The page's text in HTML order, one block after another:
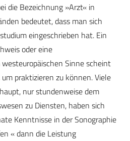
die Bezeichnung »Arzt« in
bedeutet, dass man sich
eingeschrieben hat. Ein
oder eine
Sinne scheint
praktizieren zu können. Viele
nur stundenweise dem
zu Diensten, haben sich
Kenntnisse in der Sonographie
« dann die Leistung